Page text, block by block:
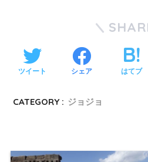
ツイート シェア はてブ
CATEGORY : ジョジョ